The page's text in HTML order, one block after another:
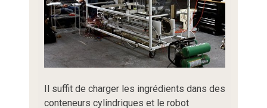
Il suffit de charger les ingrédients dans des
conteneurs cylindriques et le robot